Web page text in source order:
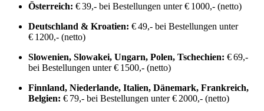
Österreich: € 39,- bei Bestellungen unter € 1000,- (netto)
Deutschland & Kroatien: € 49,- bei Bestellungen unter
€ 1200,- (netto)
Slowenien, Slowakei, Ungarn, Polen, Tschechien: € 69,-
bei Bestellungen unter € 1500,- (netto)
Finnland, Niederlande, Italien, Dänemark, Frankreich,
Belgien: € 79,- bei Bestellungen unter € 2000,- (netto)